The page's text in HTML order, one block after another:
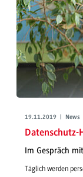
19.11.2019 | News
Datenschutz-
Im Gespräch
Täglich werden